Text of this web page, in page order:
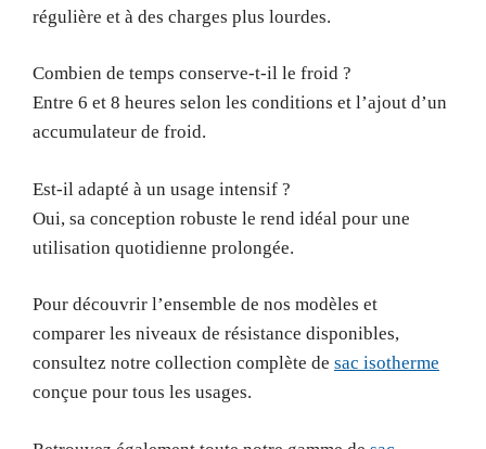
régulière et à des charges plus lourdes.
Combien de temps conserve-t-il le froid ?
Entre 6 et 8 heures selon les conditions et l’ajout d’un
accumulateur de froid.
Est-il adapté à un usage intensif ?
Oui, sa conception robuste le rend idéal pour une
utilisation quotidienne prolongée.
Pour découvrir l’ensemble de nos modèles et
comparer les niveaux de résistance disponibles,
consultez notre collection complète de sac isotherme
conçue pour tous les usages.